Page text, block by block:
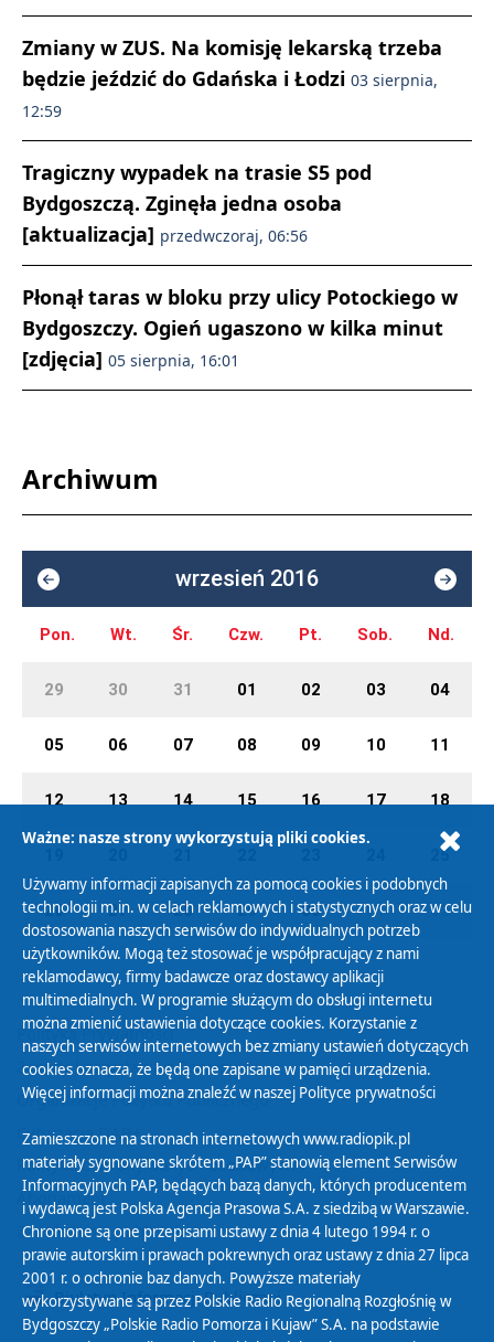
Zmiany w ZUS. Na komisję lekarską trzeba
będzie jeździć do Gdańska i Łodzi 03 sierpnia,
12:59
Tragiczny wypadek na trasie S5 pod
Bydgoszczą. Zginęła jedna osoba
[aktualizacja] przedwczoraj, 06:56
Płonął taras w bloku przy ulicy Potockiego w
Bydgoszczy. Ogień ugaszono w kilka minut
[zdjęcia] 05 sierpnia, 16:01
Archiwum
wrzesień 2016
Pon. Wt. Śr. Czw. Pt. Sob. Nd.
29 30 31 01 02 03 04
05 06 07 08 09 10 11
12 13 14 15 16 17 18
25
26 27 28 29 30 01 02
Polityka Prywatności
Zasady korzystania z Serwisu
Organizacje Pożytku Publicznego
Cyfryzacja DAB+
Polityka ochrony danych osobowych
Abonament
Zamówienia publiczne
Biuletyn Informacji Publicznej
Ważne: nasze strony wykorzystują pliki cookies.
Używamy informacji zapisanych za pomocą cookies i podobnych
technologii m.in. w celach reklamowych i statystycznych oraz w celu
dostosowania naszych serwisów do indywidualnych potrzeb
użytkowników. Mogą też stosować je współpracujący z nami
reklamodawcy, firmy badawcze oraz dostawcy aplikacji
multimedialnych. W programie służącym do obsługi internetu
można zmienić ustawienia dotyczące cookies. Korzystanie z
naszych serwisów internetowych bez zmiany ustawień dotyczących
cookies oznacza, że będą one zapisane w pamięci urządzenia.
Więcej informacji można znaleźć w naszej Polityce prywatności
Zamieszczone na stronach internetowych www.radiopik.pl
materiały sygnowane skrótem „PAP” stanowią element Serwisów
Informacyjnych PAP, będących bazą danych, których producentem
i wydawcą jest Polska Agencja Prasowa S.A. z siedzibą w Warszawie.
Chronione są one przepisami ustawy z dnia 4 lutego 1994 r. o
prawie autorskim i prawach pokrewnych oraz ustawy z dnia 27 lipca
2001 r. o ochronie baz danych. Powyższe materiały
wykorzystywane są przez Polskie Radio Regionalną Rozgłośnię w
Bydgoszczy „Polskie Radio Pomorza i Kujaw” S.A. na podstawie